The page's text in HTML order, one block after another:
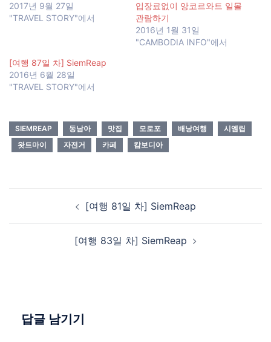
2017년 9월 27일
"TRAVEL STORY"에서
입장료없이 앙코르와트 일몰
관람하기
2016년 1월 31일
"CAMBODIA INFO"에서
[여행 87일 차] SiemReap
2016년 6월 28일
"TRAVEL STORY"에서
SIEMREAP 동남아 맛집 모로포 배낭여행
시엠립
왓트마이
자전거 카페 캄보디아
navigation
[여행 81일 차] SiemReap
[여행 83일 차] SiemReap
답글 남기기